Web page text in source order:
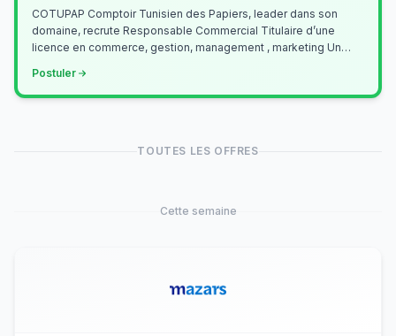
COTUPAP Comptoir Tunisien des Papiers, leader dans son
domaine, recrute Responsable Commercial Titulaire d’une
licence en commerce, gestion, management , marketing Un
Postuler
TOUTES LES OFFRES
Cette semaine